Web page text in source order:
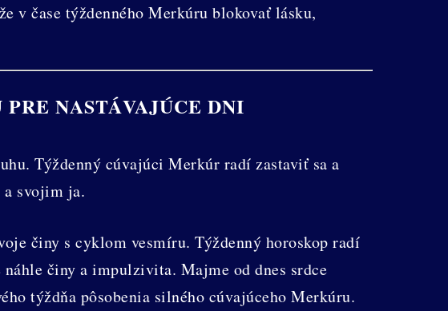
v čase týždenného Merkúru blokovať lásku,
NASTÁVAJÚCE DNI
Týždenný cúvajúci Merkúr radí zastaviť sa a
a svojim ja.
činy s cyklom vesmíru. Týždenný horoskop radí
činy a impulzivita. Majme od dnes srdce
týždňa pôsobenia silného cúvajúceho Merkúru.